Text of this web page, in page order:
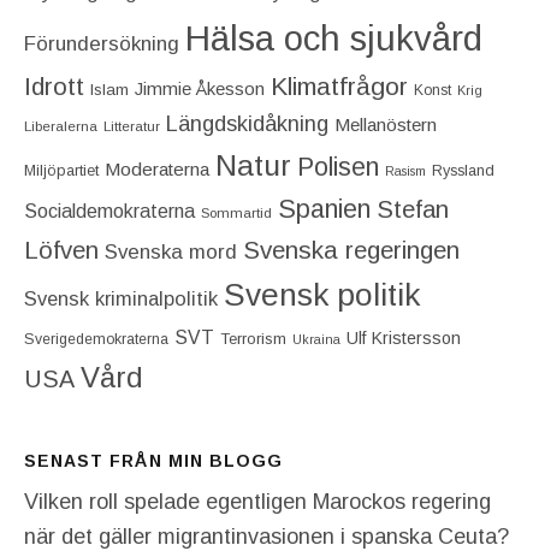
Förundersökning Hälsa och sjukvård
Idrott Islam Jimmie Åkesson Klimatfrågor Konst Krig
Liberalerna Litteratur Längdskidåkning Mellanöstern
Miljöpartiet Moderaterna Natur Polisen Rasism Ryssland
Socialdemokraterna Sommartid Spanien Stefan
Löfven Svenska mord Svenska regeringen
Svensk kriminalpolitik Svensk politik
Sverigedemokraterna SVT Terrorism Ukraina Ulf Kristersson
USA Vård
SENAST FRÅN MIN BLOGG
Vilken roll spelade egentligen Marockos regering
när det gäller migrantinvasionen i spanska Ceuta?